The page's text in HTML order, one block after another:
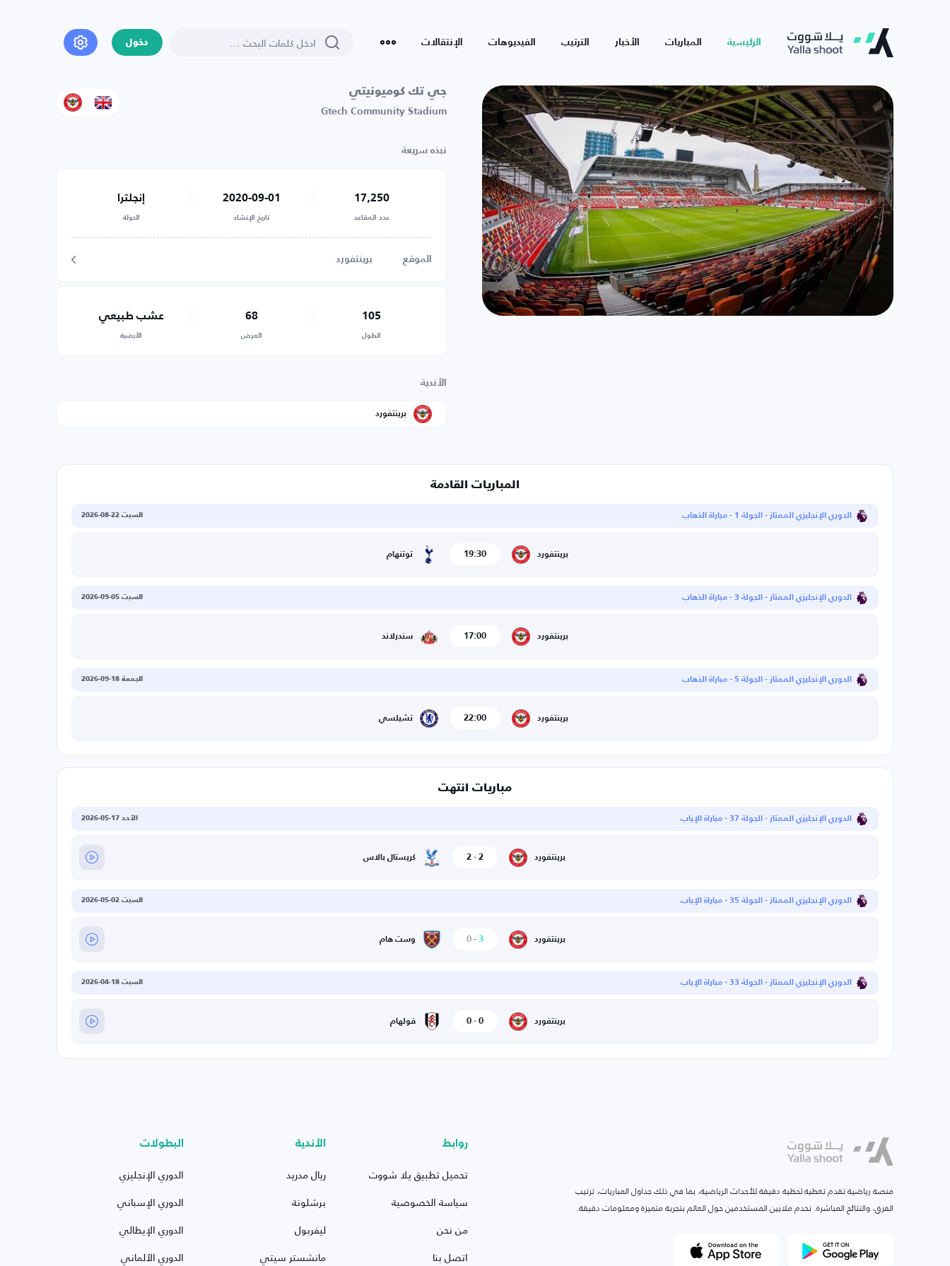
الرئيسية المباريات الأخبار الترتيب الفيديوهات الإنتقالات دخول
جي تك كوميونيتي
Gtech Community Stadium
نبذه سريعة
17,250
عدد المقاعد
2020-09-01
تاريخ الإنشاء
إنجلترا
الدولة
الموقع برينتفورد
105
الطول
68
العرض
عشب طبيعي
الأرضية
الأندية
برينتفورد
المباريات القادمة
الدوري الإنجليزي الممتاز - الجولة 1 - مباراة الذهاب السبت 22-08-2026
برينتفورد 19:30 توتنهام
الدوري الإنجليزي الممتاز - الجولة 3 - مباراة الذهاب السبت 05-09-2026
برينتفورد 17:00 سندرلاند
الدوري الإنجليزي الممتاز - الجولة 5 - مباراة الذهاب الجمعة 18-09-2026
برينتفورد 22:00 تشيلسي
مباريات انتهت
الدوري الإنجليزي الممتاز - الجولة 37 - مباراة الإياب الأحد 17-05-2026
برينتفورد 2
-
2 كريستال بالاس
الدوري الإنجليزي الممتاز - الجولة 35 - مباراة الإياب السبت 02-05-2026
برينتفورد 3
-
0 وست هام
الدوري الإنجليزي الممتاز - الجولة 33 - مباراة الإياب السبت 18-04-2026
برينتفورد 0
-
0 فولهام
منصة رياضية تقدم تغطية لحظية دقيقة للأحداث الرياضية، بما في ذلك جداول المباريات، ترتيب
الفرق، والنتائج المباشرة. نخدم ملايين المستخدمين حول العالم بتجربة متميزة ومعلومات دقيقة.
روابط
تحميل تطبيق يلا شووت
سياسة الخصوصية
من نحن
اتصل بنا
الأندية
ريال مدريد
برشلونة
ليفربول
مانشستر سيتي
البطولات
الدوري الإنجليزي
الدوري الإسباني
الدوري الإيطالي
الدوري الألماني